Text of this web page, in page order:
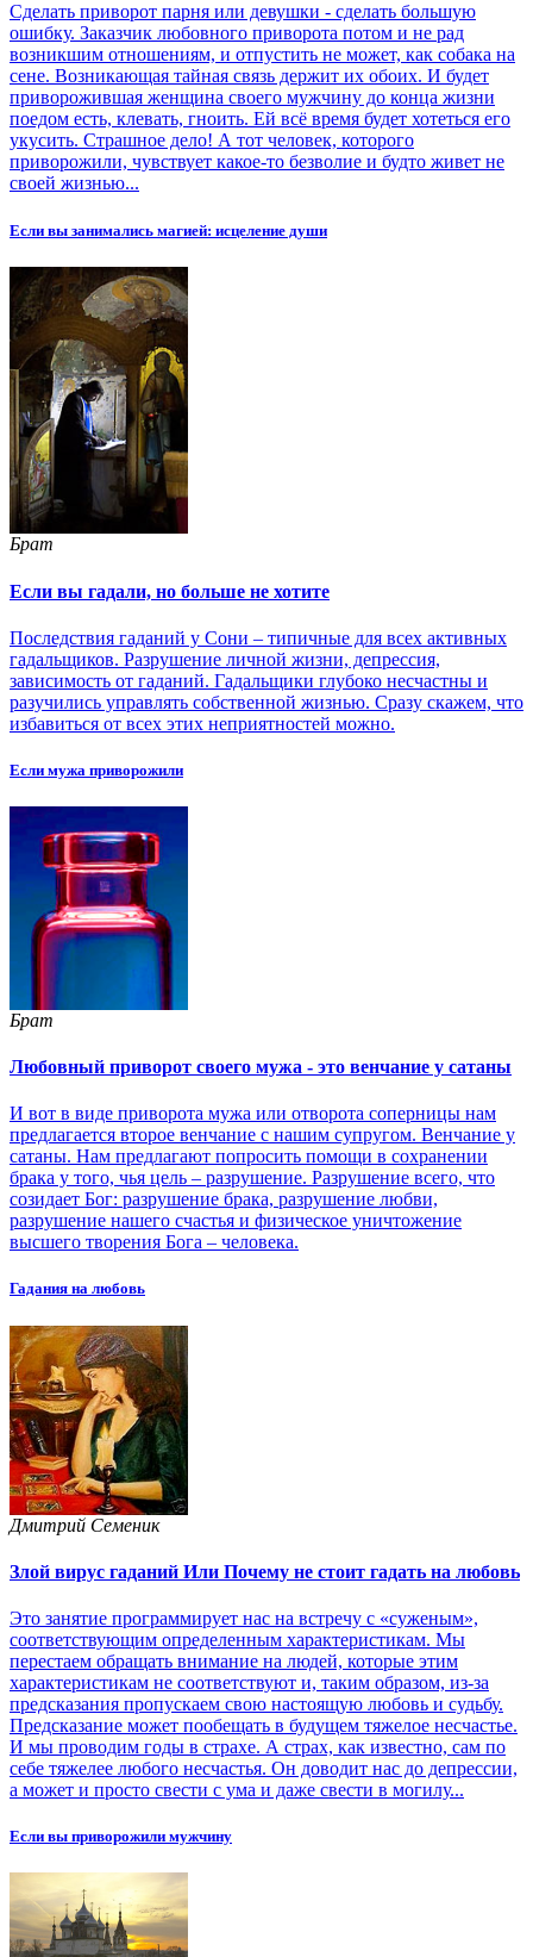
Сделать приворот парня или девушки - сделать большую
ошибку. Заказчик любовного приворота потом и не рад
возникшим отношениям, и отпустить не может, как собака на
сене. Возникающая тайная связь держит их обоих. И будет
приворожившая женщина своего мужчину до конца жизни
поедом есть, клевать, гноить. Ей всё время будет хотеться его
укусить. Страшное дело! А тот человек, которого
приворожили, чувствует какое-то безволие и будто живет не
своей жизнью...
Если вы занимались магией: исцеление души
Брат
Если вы гадали, но больше не хотите
Последствия гаданий у Сони – типичные для всех активных
гадальщиков. Разрушение личной жизни, депрессия,
зависимость от гаданий. Гадальщики глубоко несчастны и
разучились управлять собственной жизнью. Сразу скажем, что
избавиться от всех этих неприятностей можно.
Если мужа приворожили
Брат
Любовный приворот своего мужа - это венчание у сатаны
И вот в виде приворота мужа или отворота соперницы нам
предлагается второе венчание с нашим супругом. Венчание у
сатаны. Нам предлагают попросить помощи в сохранении
брака у того, чья цель – разрушение. Разрушение всего, что
созидает Бог: разрушение брака, разрушение любви,
разрушение нашего счастья и физическое уничтожение
высшего творения Бога – человека.
Гадания на любовь
Дмитрий Семеник
Злой вирус гаданий Или Почему не стоит гадать на любовь
Это занятие программирует нас на встречу с «суженым»,
соответствующим определенным характеристикам. Мы
перестаем обращать внимание на людей, которые этим
характеристикам не соответствуют и, таким образом, из-за
предсказания пропускаем свою настоящую любовь и судьбу.
Предсказание может пообещать в будущем тяжелое несчастье.
И мы проводим годы в страхе. А страх, как известно, сам по
себе тяжелее любого несчастья. Он доводит нас до депрессии,
а может и просто свести с ума и даже свести в могилу...
Если вы приворожили мужчину